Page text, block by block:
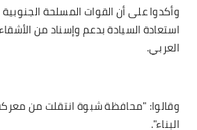
وأكدوا على أن القوات المسلحة
استعادة السيادة بدعم وإسناد من
العربي.
وقالوا: "محافظة شبوة انتقلت من
البناء".